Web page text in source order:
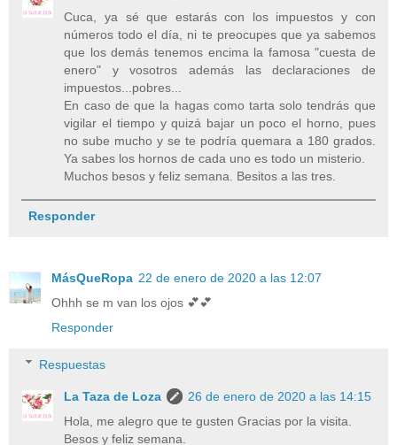
Cuca, ya sé que estarás con los impuestos y con
números todo el día, ni te preocupes que ya sabemos
que los demás tenemos encima la famosa "cuesta de
enero" y vosotros además las declaraciones de
impuestos...pobres...
En caso de que la hagas como tarta solo tendrás que
vigilar el tiempo y quizá bajar un poco el horno, pues
no sube mucho y se te podría quemara a 180 grados.
Ya sabes los hornos de cada uno es todo un misterio.
Muchos besos y feliz semana. Besitos a las tres.
Responder
MásQueRopa 22 de enero de 2020 a las 12:07
Ohhh se m van los ojos 💕💕
Responder
Respuestas
La Taza de Loza
26 de enero de 2020 a las 14:15
Hola, me alegro que te gusten Gracias por la visita.
Besos y feliz semana.